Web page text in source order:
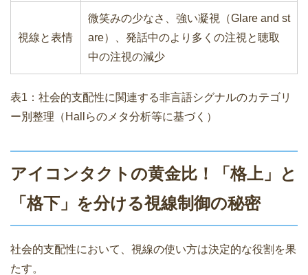
視線と表情
微笑みの少なさ、強い凝視（Glare and st
are）、発話中のより多くの注視と聴取
中の注視の減少
表1：社会的支配性に関連する非言語シグナルのカテゴリ
ー別整理（Hallらのメタ分析等に基づく）
アイコンタクトの黄金比！「格上」と
「格下」を分ける視線制御の秘密
社会的支配性において、視線の使い方は決定的な役割を果
たす。